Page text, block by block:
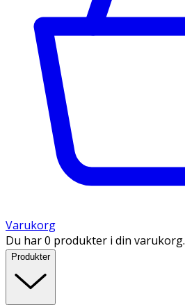
Varukorg
Du har 0 produkter i din varukorg.
Produkter